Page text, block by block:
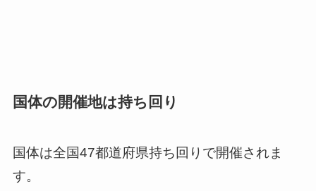
国体の開催地は持ち回り
国体は全国47都道府県持ち回りで開催されま
す。